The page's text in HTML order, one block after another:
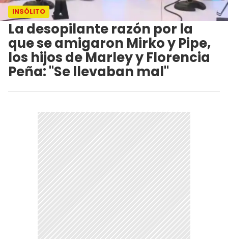
INSÓLITO
La desopilante razón por la
que se amigaron Mirko y Pipe,
los hijos de Marley y Florencia
Peña: "Se llevaban mal"